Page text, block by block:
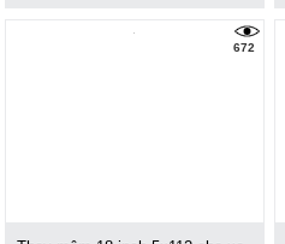
672